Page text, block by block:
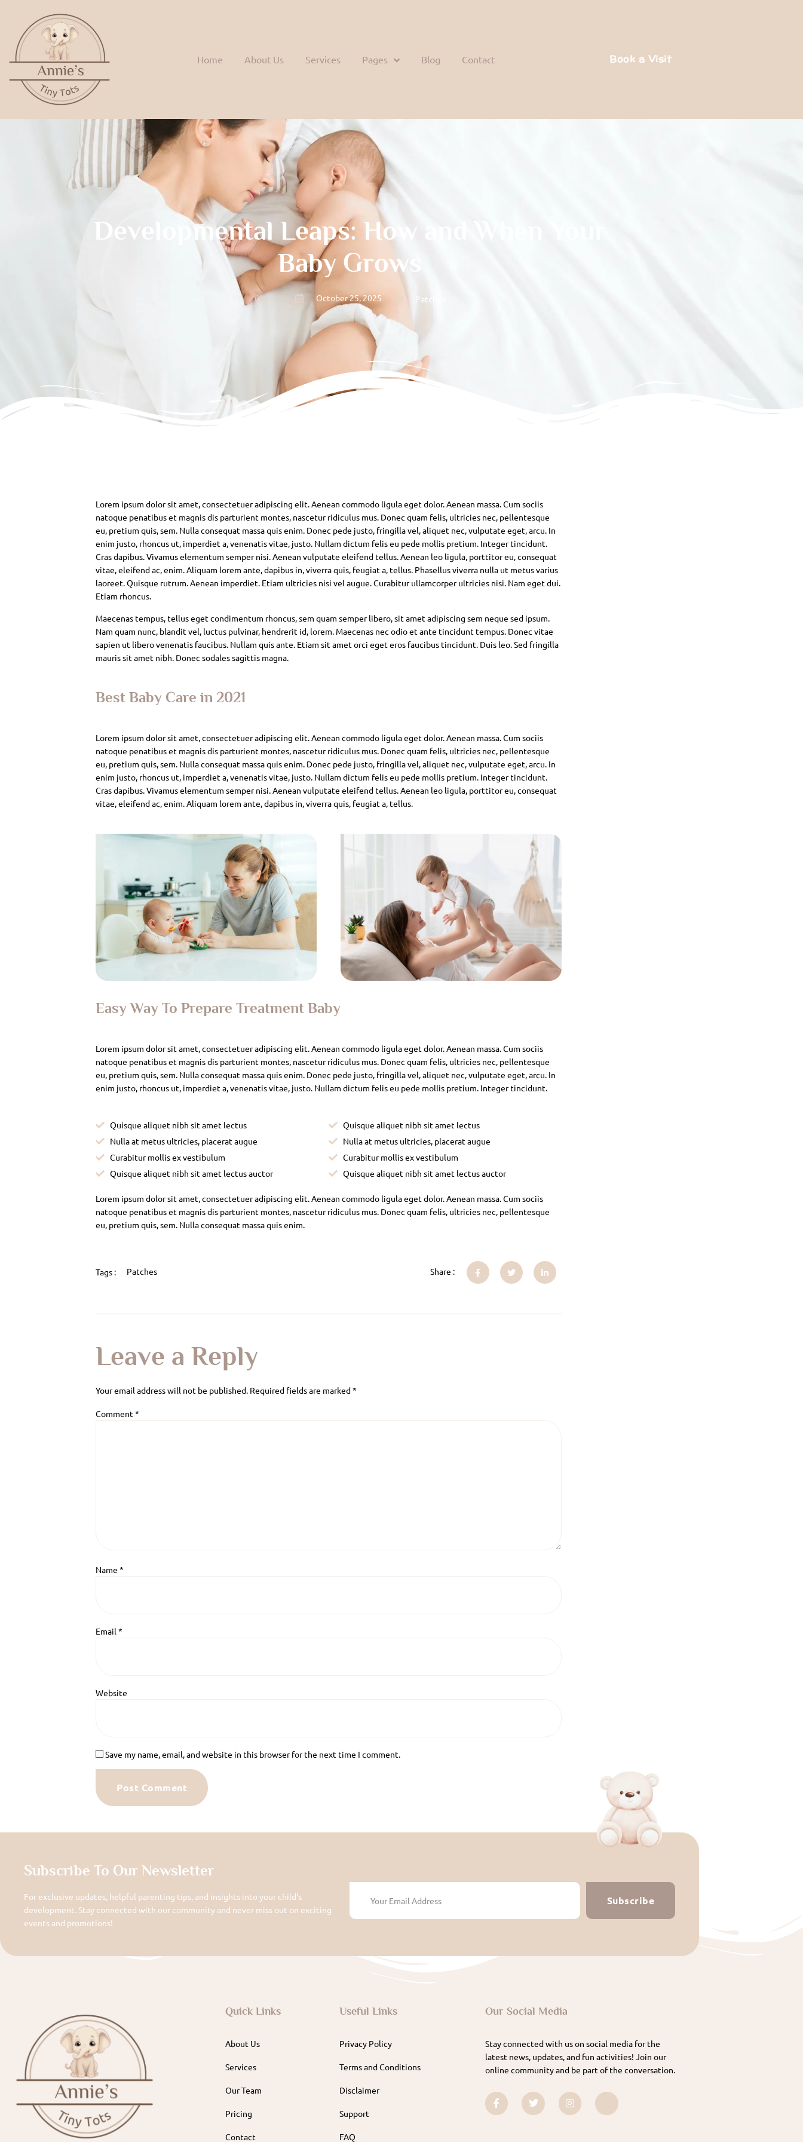
Home About Us Services Pages Blog Contact Book a Visit
Developmental Leaps: How and When Your
Baby Grows
October 25, 2025 Patches
Lorem ipsum dolor sit amet, consectetuer adipiscing elit. Aenean commodo ligula eget dolor. Aenean massa. Cum sociis
natoque penatibus et magnis dis parturient montes, nascetur ridiculus mus. Donec quam felis, ultricies nec, pellentesque
eu, pretium quis, sem. Nulla consequat massa quis enim. Donec pede justo, fringilla vel, aliquet nec, vulputate eget, arcu. In
enim justo, rhoncus ut, imperdiet a, venenatis vitae, justo. Nullam dictum felis eu pede mollis pretium. Integer tincidunt.
Cras dapibus. Vivamus elementum semper nisi. Aenean vulputate eleifend tellus. Aenean leo ligula, porttitor eu, consequat
vitae, eleifend ac, enim. Aliquam lorem ante, dapibus in, viverra quis, feugiat a, tellus. Phasellus viverra nulla ut metus varius
laoreet. Quisque rutrum. Aenean imperdiet. Etiam ultricies nisi vel augue. Curabitur ullamcorper ultricies nisi. Nam eget dui.
Etiam rhoncus.
Maecenas tempus, tellus eget condimentum rhoncus, sem quam semper libero, sit amet adipiscing sem neque sed ipsum.
Nam quam nunc, blandit vel, luctus pulvinar, hendrerit id, lorem. Maecenas nec odio et ante tincidunt tempus. Donec vitae
sapien ut libero venenatis faucibus. Nullam quis ante. Etiam sit amet orci eget eros faucibus tincidunt. Duis leo. Sed fringilla
mauris sit amet nibh. Donec sodales sagittis magna.
Best Baby Care in 2021
Lorem ipsum dolor sit amet, consectetuer adipiscing elit. Aenean commodo ligula eget dolor. Aenean massa. Cum sociis
natoque penatibus et magnis dis parturient montes, nascetur ridiculus mus. Donec quam felis, ultricies nec, pellentesque
eu, pretium quis, sem. Nulla consequat massa quis enim. Donec pede justo, fringilla vel, aliquet nec, vulputate eget, arcu. In
enim justo, rhoncus ut, imperdiet a, venenatis vitae, justo. Nullam dictum felis eu pede mollis pretium. Integer tincidunt.
Cras dapibus. Vivamus elementum semper nisi. Aenean vulputate eleifend tellus. Aenean leo ligula, porttitor eu, consequat
vitae, eleifend ac, enim. Aliquam lorem ante, dapibus in, viverra quis, feugiat a, tellus.
Easy Way To Prepare Treatment Baby
Lorem ipsum dolor sit amet, consectetuer adipiscing elit. Aenean commodo ligula eget dolor. Aenean massa. Cum sociis
natoque penatibus et magnis dis parturient montes, nascetur ridiculus mus. Donec quam felis, ultricies nec, pellentesque
eu, pretium quis, sem. Nulla consequat massa quis enim. Donec pede justo, fringilla vel, aliquet nec, vulputate eget, arcu. In
enim justo, rhoncus ut, imperdiet a, venenatis vitae, justo. Nullam dictum felis eu pede mollis pretium. Integer tincidunt.
Quisque aliquet nibh sit amet lectus
Nulla at metus ultricies, placerat augue
Curabitur mollis ex vestibulum
Quisque aliquet nibh sit amet lectus auctor
Quisque aliquet nibh sit amet lectus
Nulla at metus ultricies, placerat augue
Curabitur mollis ex vestibulum
Quisque aliquet nibh sit amet lectus auctor
Lorem ipsum dolor sit amet, consectetuer adipiscing elit. Aenean commodo ligula eget dolor. Aenean massa. Cum sociis
natoque penatibus et magnis dis parturient montes, nascetur ridiculus mus. Donec quam felis, ultricies nec, pellentesque
eu, pretium quis, sem. Nulla consequat massa quis enim.
Tags : Patches Share :
Leave a Reply
Your email address will not be published. Required fields are marked*
Comment*
Name *
Email *
Website
Save my name, email, and website in this browser for the next time I comment.
Subscribe To Our Newsletter
For exclusive updates, helpful parenting tips, and insights into your child's
development. Stay connected with our community and never miss out on exciting
events and promotions!
Subscribe
Quick Links
About Us
Services
Our Team
Pricing
Contact
Useful Links
Privacy Policy
Terms and Conditions
Disclaimer
Support
FAQ
Our Social Media
Stay connected with us on social media for the
latest news, updates, and fun activities! Join our
online community and be part of the conversation.